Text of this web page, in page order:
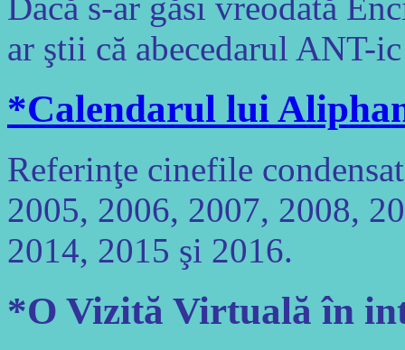
ar ştii că abecedarul ANT-
*Calendarul lui
Referinţe cinefile
2005, 2006, 2007, 2008,
2014, 2015 şi 2016.
*O Vizită Virtuală în